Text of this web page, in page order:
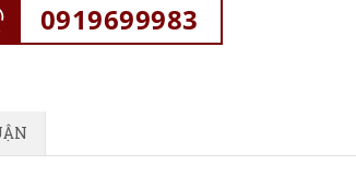
0919699983